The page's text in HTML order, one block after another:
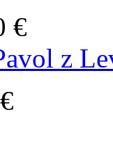
€
z